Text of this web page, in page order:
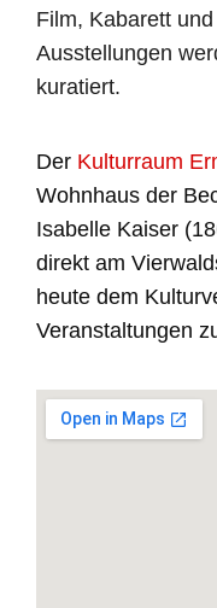
Film, Kabarett
Ausstellungen
kuratiert.
Der Kulturraum
Wohnhaus der
Isabelle Kaiser
direkt am
heute dem
Veranstaltungen